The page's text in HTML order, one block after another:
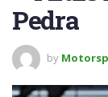
Pedra
by